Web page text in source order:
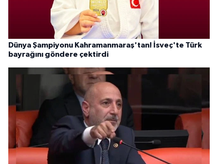
Dünya Şampiyonu Kahramanmaraş'tan! İsveç'te Türk
bayrağını göndere çektirdi